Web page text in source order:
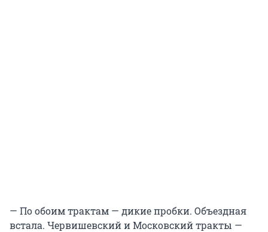
— По обоим трактам — дикие пробки. Объездная
встала. Червишевский и Московский тракты —